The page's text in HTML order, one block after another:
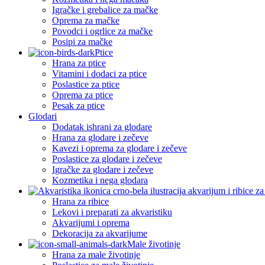
Igračke i grebalice za mačke
Oprema za mačke
Povodci i ogrlice za mačke
Posipi za mačke
Ptice
Hrana za ptice
Vitamini i dodaci za ptice
Poslastice za ptice
Oprema za ptice
Pesak za ptice
Glodari
Dodatak ishrani za glodare
Hrana za glodare i zečeve
Kavezi i oprema za glodare i zečeve
Poslastice za glodare i zečeve
Igračke za glodare i zečeve
Kozmetika i nega glodara
Hrana za ribice
Lekovi i preparati za akvaristiku
Akvarijumi i oprema
Dekoracija za akvarijume
Male životinje
Hrana za male životinje